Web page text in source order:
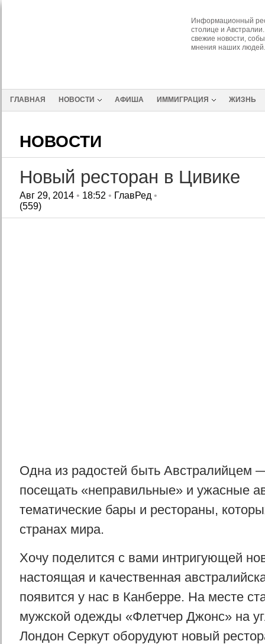
Информационный
столице и
свежие новости,
мнения наших людей.
ГЛАВНАЯ НОВОСТИ АФИША ИММИГРАЦИЯ ЖИЗНЬ
НОВОСТИ
Новый ресторан в Цивике
Авг 29, 2014• 18:52 • ГлавРед •
(559)
Одна из радостей быть Австралийцем
посещать «неправильные» и ужасные
тематические бары и рестораны,
странах мира.
Хочу поделится с вами интригующей
настоящая и качественная
появится у нас в Канберре. На месте
мужской одежды «Флетчер Джонс» на
Лондон Серкут оборудуют новый